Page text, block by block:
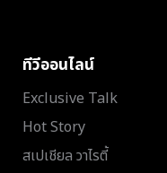
ทีวีออนไลน์
Exclusive Talk
Hot Story
สเปเชียล วาไรตี้